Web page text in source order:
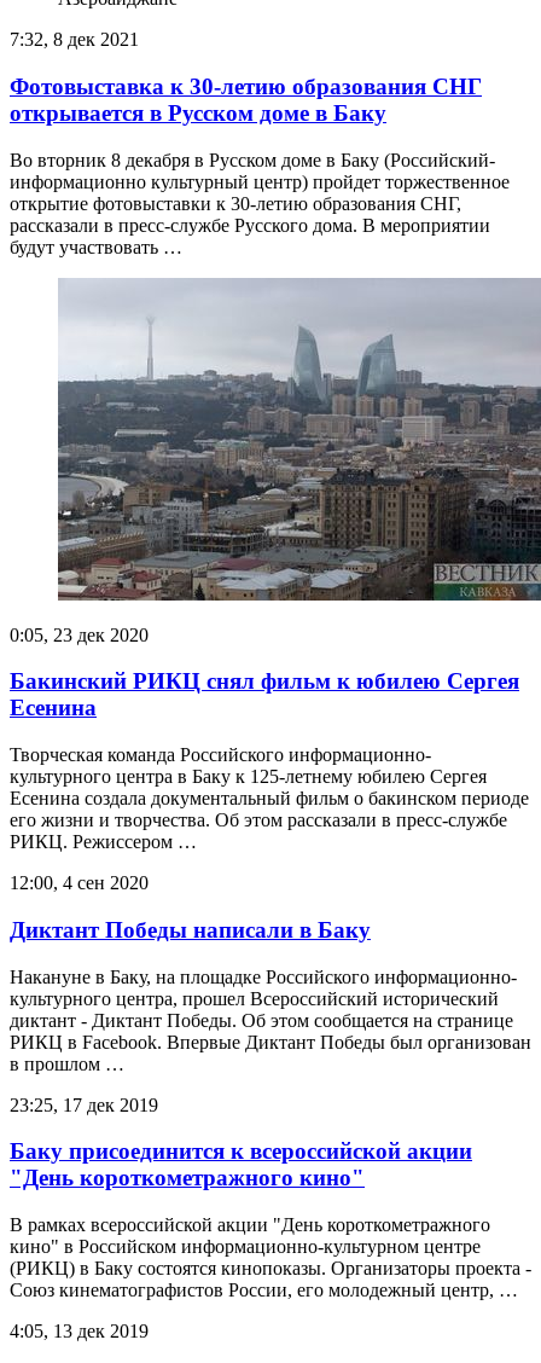
7:32, 8 дек 2021
Фотовыставка к 30-летию образования СНГ
открывается в Русском доме в Баку
Во вторник 8 декабря в Русском доме в Баку (Российский-
информационно культурный центр) пройдет торжественное
открытие фотовыставки к 30-летию образования СНГ,
рассказали в пресс-службе Русского дома. В мероприятии
будут участвовать …
0:05, 23 дек 2020
Бакинский РИКЦ снял фильм к юбилею Сергея
Есенина
Творческая команда Российского информационно-
культурного центра в Баку к 125-летнему юбилею Сергея
Есенина создала документальный фильм о бакинском периоде
его жизни и творчества. Об этом рассказали в пресс-службе
РИКЦ. Режиссером …
12:00, 4 сен 2020
Диктант Победы написали в Баку
Накануне в Баку, на площадке Российского информационно-
культурного центра, прошел Всероссийский исторический
диктант - Диктант Победы. Об этом сообщается на странице
РИКЦ в Facebook. Впервые Диктант Победы был организован
в прошлом …
23:25, 17 дек 2019
Баку присоединится к всероссийской акции
"День короткометражного кино"
В рамках всероссийской акции "День короткометражного
кино" в Российском информационно-культурном центре
(РИКЦ) в Баку состоятся кинопоказы. Организаторы проекта -
Союз кинематографистов России, его молодежный центр, …
4:05, 13 дек 2019